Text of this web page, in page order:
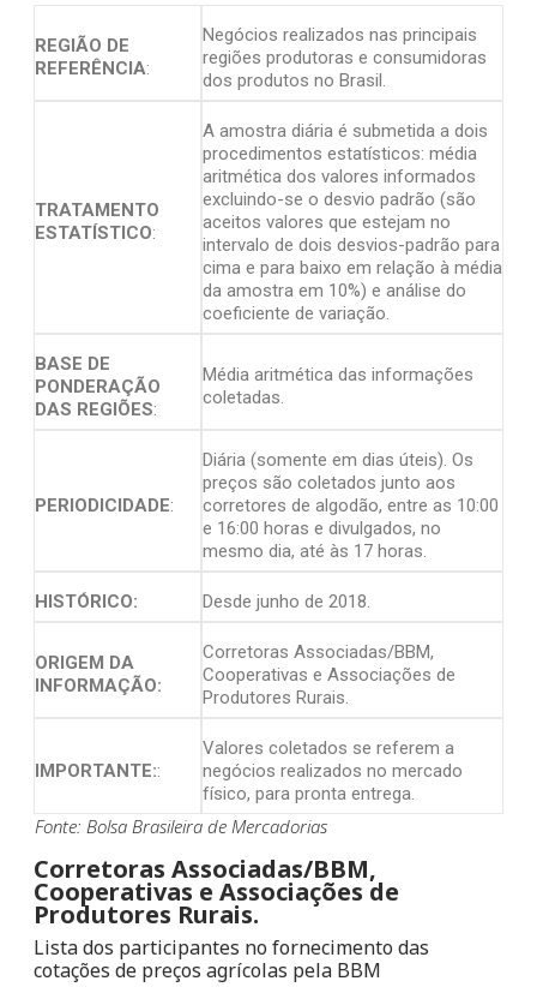
REGIÃO DE
REFERÊNCIA:
Negócios realizados nas principais
regiões produtoras e consumidoras
dos produtos no Brasil.
TRATAMENTO
ESTATÍSTICO:
A amostra diária é submetida a dois
procedimentos estatísticos: média
aritmética dos valores informados
excluindo-se o desvio padrão (são
aceitos valores que estejam no
intervalo de dois desvios-padrão para
cima e para baixo em relação à média
da amostra em 10%) e análise do
coeficiente de variação.
BASE DE
PONDERAÇÃO
DAS REGIÕES:
Média aritmética das informações
coletadas.
PERIODICIDADE:
Diária (somente em dias úteis). Os
preços são coletados junto aos
corretores de algodão, entre as 10:00
e 16:00 horas e divulgados, no
mesmo dia, até às 17 horas.
HISTÓRICO: Desde junho de 2018.
ORIGEM DA
INFORMAÇÃO:
Corretoras Associadas/BBM,
Cooperativas e Associações de
Produtores Rurais.
IMPORTANTE::
Valores coletados se referem a
negócios realizados no mercado
físico, para pronta entrega.
Fonte: Bolsa Brasileira de Mercadorias
Corretoras Associadas/BBM,
Cooperativas e Associações de
Produtores Rurais.
Lista dos participantes no fornecimento das
cotações de preços agrícolas pela BBM